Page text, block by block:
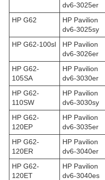
dv6-3025er
HP G62
HP Pavilion
dv6-3025sy
HP G62-100sl
HP Pavilion
dv6-3026er
HP G62-
105SA
HP Pavilion
dv6-3030er
HP G62-
110SW
HP Pavilion
dv6-3030sy
HP G62-
120EP
HP Pavilion
dv6-3035er
HP G62-
120ER
HP Pavilion
dv6-3040er
HP G62-
120ET
HP Pavilion
dv6-3040es